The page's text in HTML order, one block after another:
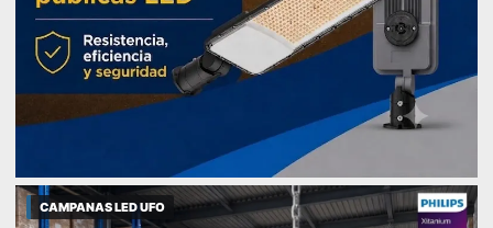
CAMPANAS LED UFO